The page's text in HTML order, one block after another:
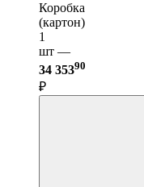
Коробка
(картон)
1
шт —
34 35390
₽